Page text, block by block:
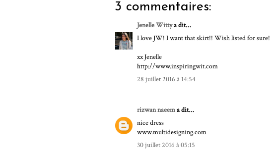
3 commentaires:
Jenelle Wittya dit…
I love JW! I want that skirt!! Wish listed for sure!
xx Jenelle
http://www.inspiringwit.com
28 juillet 2016 à 14:54
rizwan naeema dit…
nice dress
www.multidesigning.com
30 juillet 2016 à 05:15